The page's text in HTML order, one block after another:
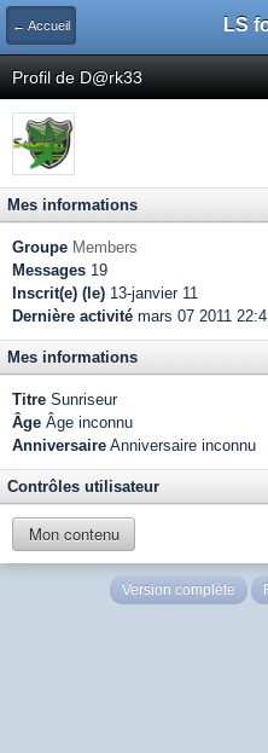
← Accueil LS
Profil de D@rk33
Mes informations
Groupe Members
Messages 19
Inscrit(e) (le) 13-janvier 11
Dernière activité mars 07 2011
Mes informations
Titre Sunriseur
Âge Âge inconnu
Anniversaire Anniversaire inconnu
Contrôles utilisateur
Mon contenu
Version complète